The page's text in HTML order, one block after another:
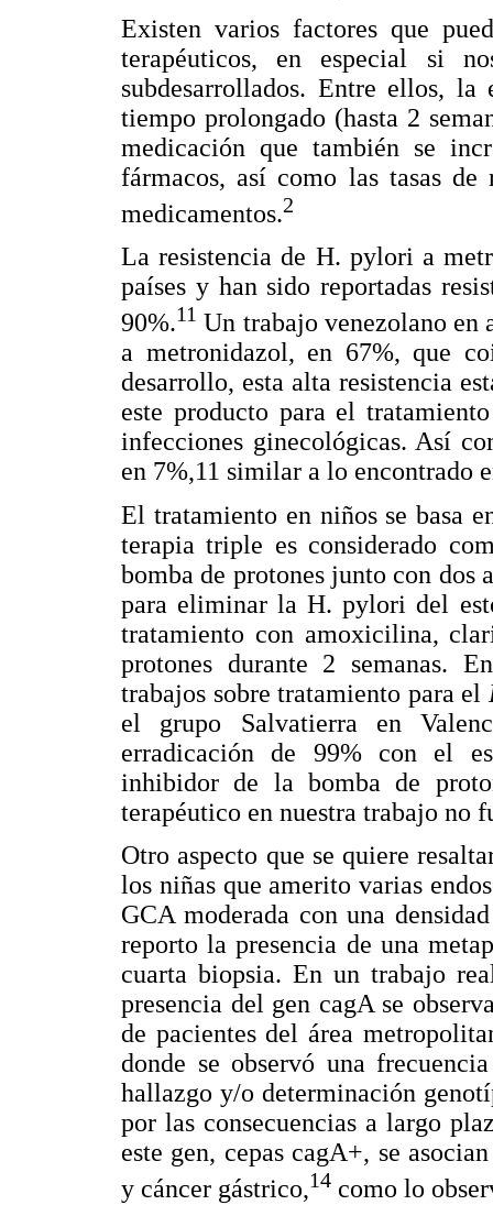
Existen varios factores que
terapéuticos, en especial si
subdesarrollados. Entre ellos,
tiempo prolongado (hasta 2
medicación que también se
fármacos, así como las tasas
medicamentos.2
La resistencia de H. pylori a
países y han sido reportadas
90%.11 Un trabajo venezolano en
a metronidazol, en 67%, que
desarrollo, esta alta resistencia
este producto para el
infecciones ginecológicas. Así
en 7%,11 similar a lo encontrado
El tratamiento en niños se basa
terapia triple es considerado
bomba de protones junto con
para eliminar la H. pylori del
tratamiento con amoxicilina,
protones durante 2 semanas.
trabajos sobre tratamiento para el
el grupo Salvatierra en
erradicación de 99% con el
inhibidor de la bomba de
terapéutico en nuestra trabajo no
Otro aspecto que se quiere
los niñas que amerito varias
GCA moderada con una
reporto la presencia de una
cuarta biopsia. En un trabajo
presencia del gen cagA se
de pacientes del área
donde se observó una
hallazgo y/o determinación
por las consecuencias a largo
este gen, cepas cagA+, se
y cáncer gástrico,14 como lo